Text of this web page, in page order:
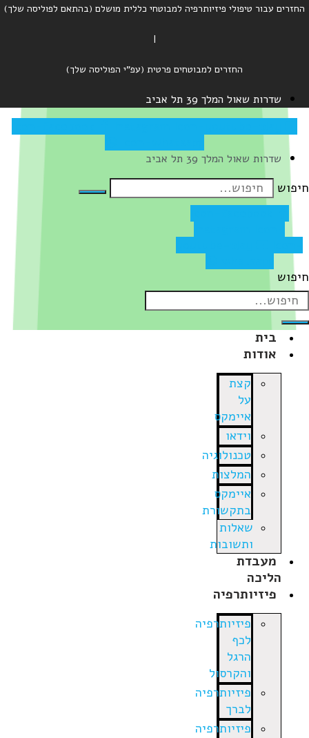
החזרים עבור טיפולי פיזיותרפיה למבוטחי כללית מושלם (בהתאם לפוליסה שלך)
החזרים למבוטחים פרטית (עפ"י הפוליסה שלך)
שדרות שאול המלך 39 תל אביב
שדרות שאול המלך 39 תל אביב
בית
אודות
קצת
על
איימקס
וידאו
טכנולוגיה
המלצות
איימקס
בתקשורת
שאלות
ותשובות
מעבדת
הליכה
פיזיותרפיה
פיזיותרפיה
לכף
הרגל
והקרסול
פיזיותרפיה
לברך
פיזיותרפיה